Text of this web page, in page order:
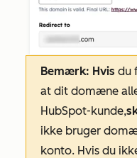
Bemærk: Hvis du
at dit domæne
HubSpot-kunde,
ikke bruger
konto. Hvis du